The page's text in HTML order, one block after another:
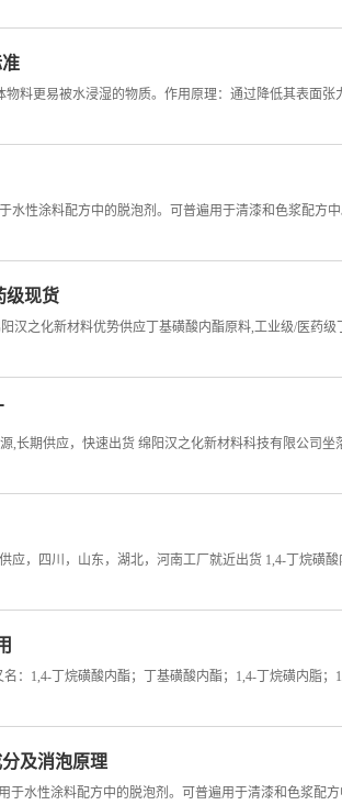
料更易被水浸湿的物质。作用原理：通过降低其表面
于水性涂料配方中的脱泡剂。可普遍用于清漆和色浆配
级现货
汉之化新材料优势供应丁基磺酸内酯原料,工业级/医药
,长期供应，快速出货 绵阳汉之化新材料科技有限公司
应，四川，山东，湖北，河南工厂就近出货 1,4-丁烷磺
：1,4-丁烷磺酸内酯；丁基磺酸内酯；1,4-丁烷磺内脂
及消泡原理
于水性涂料配方中的脱泡剂。可普遍用于清漆和色浆